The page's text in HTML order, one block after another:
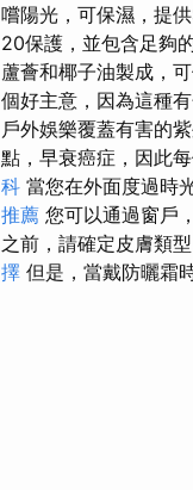
嚐陽光，可保濕，提
20保護，並包含足夠
蘆薈和椰子油製成，
個好主意，因為這種
戶外娛樂覆蓋有害的
點，早衰癌症，因此
科 當您在外面度過時
推薦 您可以通過窗戶
之前，請確定皮膚類
擇 但是，當戴防曬霜